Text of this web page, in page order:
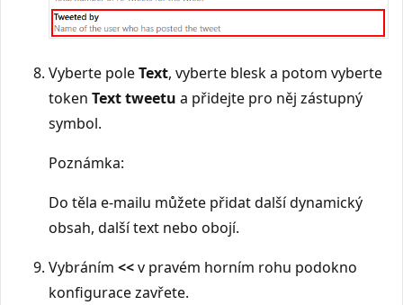
Vyberte poleText, vyberte blesk a potom vyberte
token Text tweetu a přidejte pro něj zástupný
symbol.
Poznámka:
Do těla e-mailu můžete přidat další dynamický
obsah, další text nebo obojí.
Vybráním <<v pravém horním rohu podokno
konfigurace zavřete.